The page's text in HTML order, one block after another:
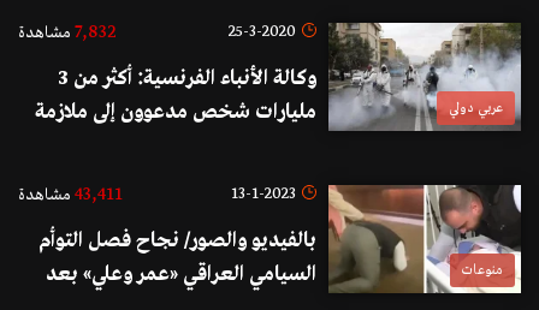
مخاطرة..والكميات المتضررة من
عربي دولي
25-3-2020
7,832 مشاهدة
وكالة الأنباء الفرنسية: أكثر من 3
مليارات شخص مدعوون إلى ملازمة
كورونا
منوعات
13-1-2023
43,411 مشاهدة
بالفيديو والصور/ نجاح فصل التوأم
السيامي العراقي «عمر وعلي» بعد